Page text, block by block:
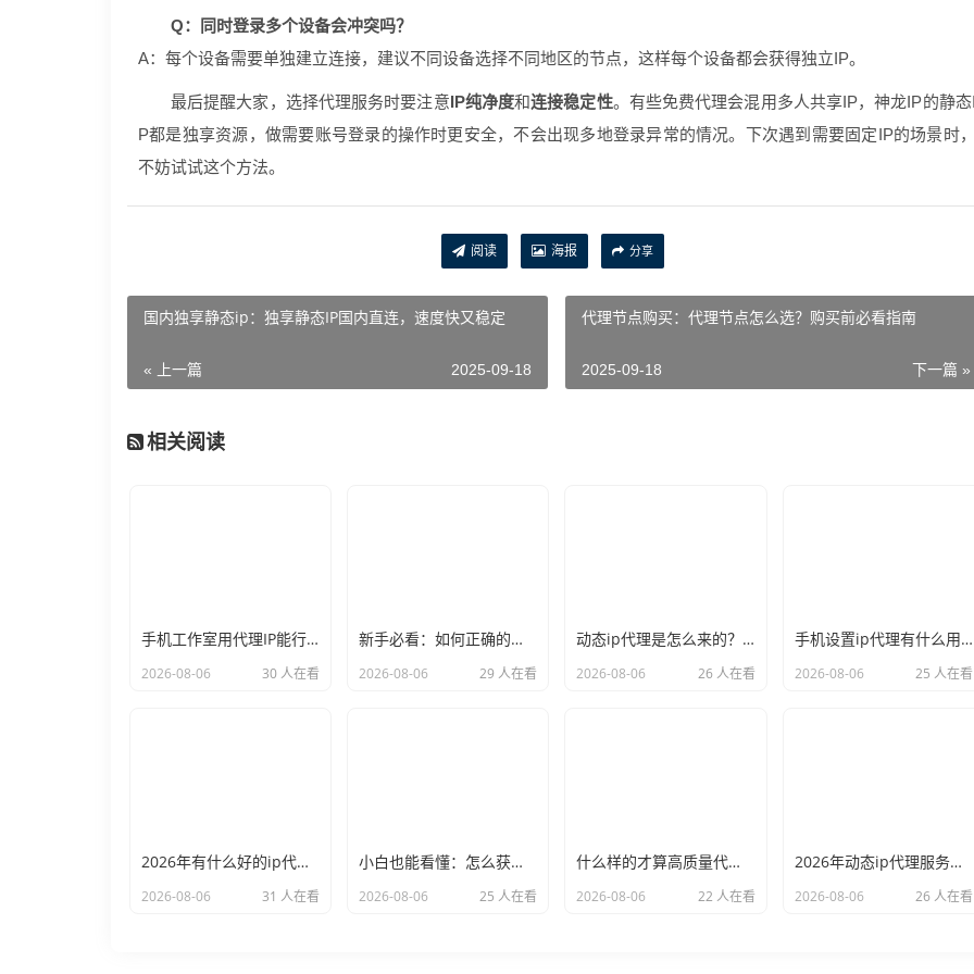
Q：同时登录多个设备会冲突吗？
A：每个设备需要单独建立连接，建议不同设备选择不同地区的节点，这样每个设备都会获得独立IP。
最后提醒大家，选择代理服务时要注意IP纯净度和连接稳定性。有些免费代理会混用多人共享IP，神龙IP的静
P都是独享资源，做需要账号登录的操作时更安全，不会出现多地登录异常的情况。下次遇到需要固定IP的场景时
不妨试试这个方法。
阅读 海报 分享
国内独享静态ip：独享静态IP国内直连，速度快又稳定
« 上一篇 2025-09-18
代理节点购买：代理节点怎么选？购买前必看指南
下一篇 »
2025-09-18
相关阅读
手机工作室用代理IP能行么？过来人的经验告诉你答案
2026-08-06 30 人在看
新手必看：如何正确的选择代理ip软件，别再交智商税了
2026-08-06 29 人在看
动态ip代理是怎么来的？背后的原理比你想象的精彩
2026-08-06 26 人在看
手机设置ip代理有什么用？不只是改定位那么简单
2026-08-06 25 人在看
2026年有什么好的ip代理软件？亲测后我只推荐这几个
2026-08-06 31 人在看
小白也能看懂：怎么获取代理ip和端口号，一步步教会你
2026-08-06 25 人在看
什么样的才算高质量代理ip？资深玩家总结了三个硬指标
2026-08-06 22 人在看
2026年动态ip代理服务商有哪些？这份清单建议收藏
2026-08-06 26 人在看